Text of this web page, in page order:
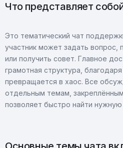
Что представляет
Это тематический чат
участник может задать вопрос,
или получить совет. Главное
грамотная структура,
превращается в хаос. Все
отдельным темам,
позволяет быстро найти